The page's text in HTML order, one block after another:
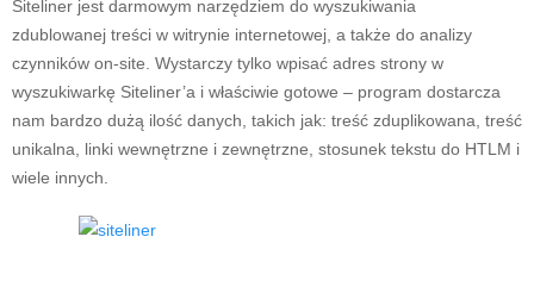
Siteliner jest darmowym narzędziem do wyszukiwania
zdublowanej treści w witrynie internetowej, a także do analizy
czynników on-site. Wystarczy tylko wpisać adres strony w
wyszukiwarkę Siteliner’a i właściwie gotowe – program dostarcza
nam bardzo dużą ilość danych, takich jak: treść zduplikowana, treść
unikalna, linki wewnętrzne i zewnętrzne, stosunek tekstu do HTLM i
wiele innych.